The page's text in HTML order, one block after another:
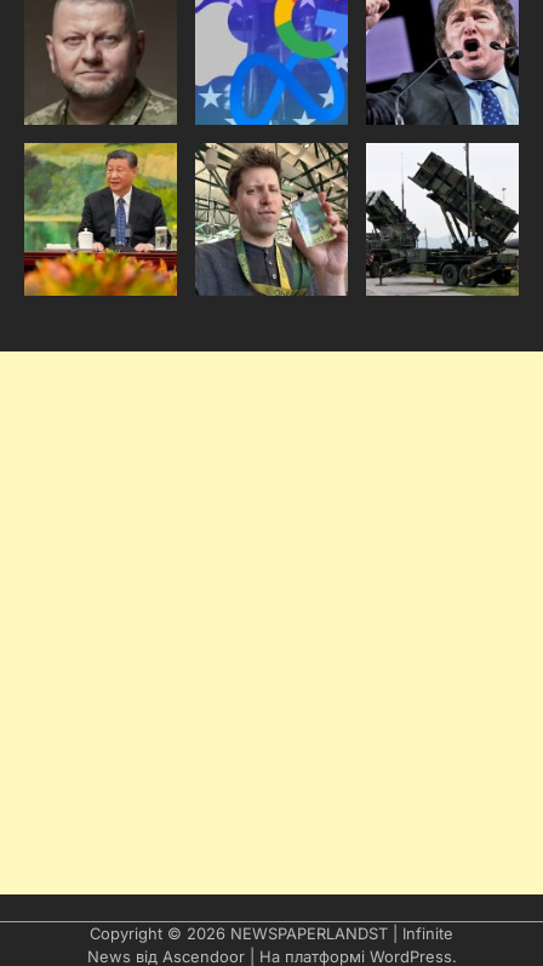
Copyright © 2026 NEWSPAPERLANDST | Infinite
News від Ascendoor| На платформі WordPress.